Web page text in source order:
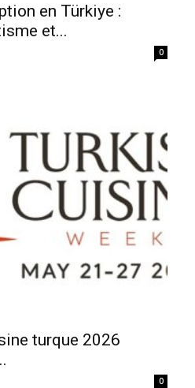
en Türkiye :
et...
0
turque 2026
0